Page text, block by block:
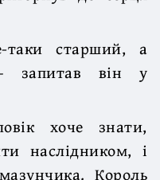
старший, а
запитав він у
хоче знати,
наслідником, і
Король